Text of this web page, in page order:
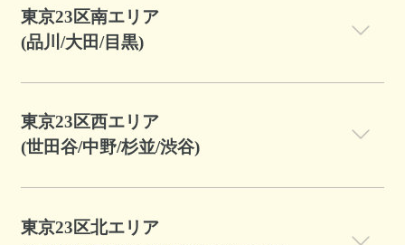
東京23区南エリア
(品川/大田/目黒)
東京23区西エリア
(世田谷/中野/杉並/渋谷)
東京23区北エリア